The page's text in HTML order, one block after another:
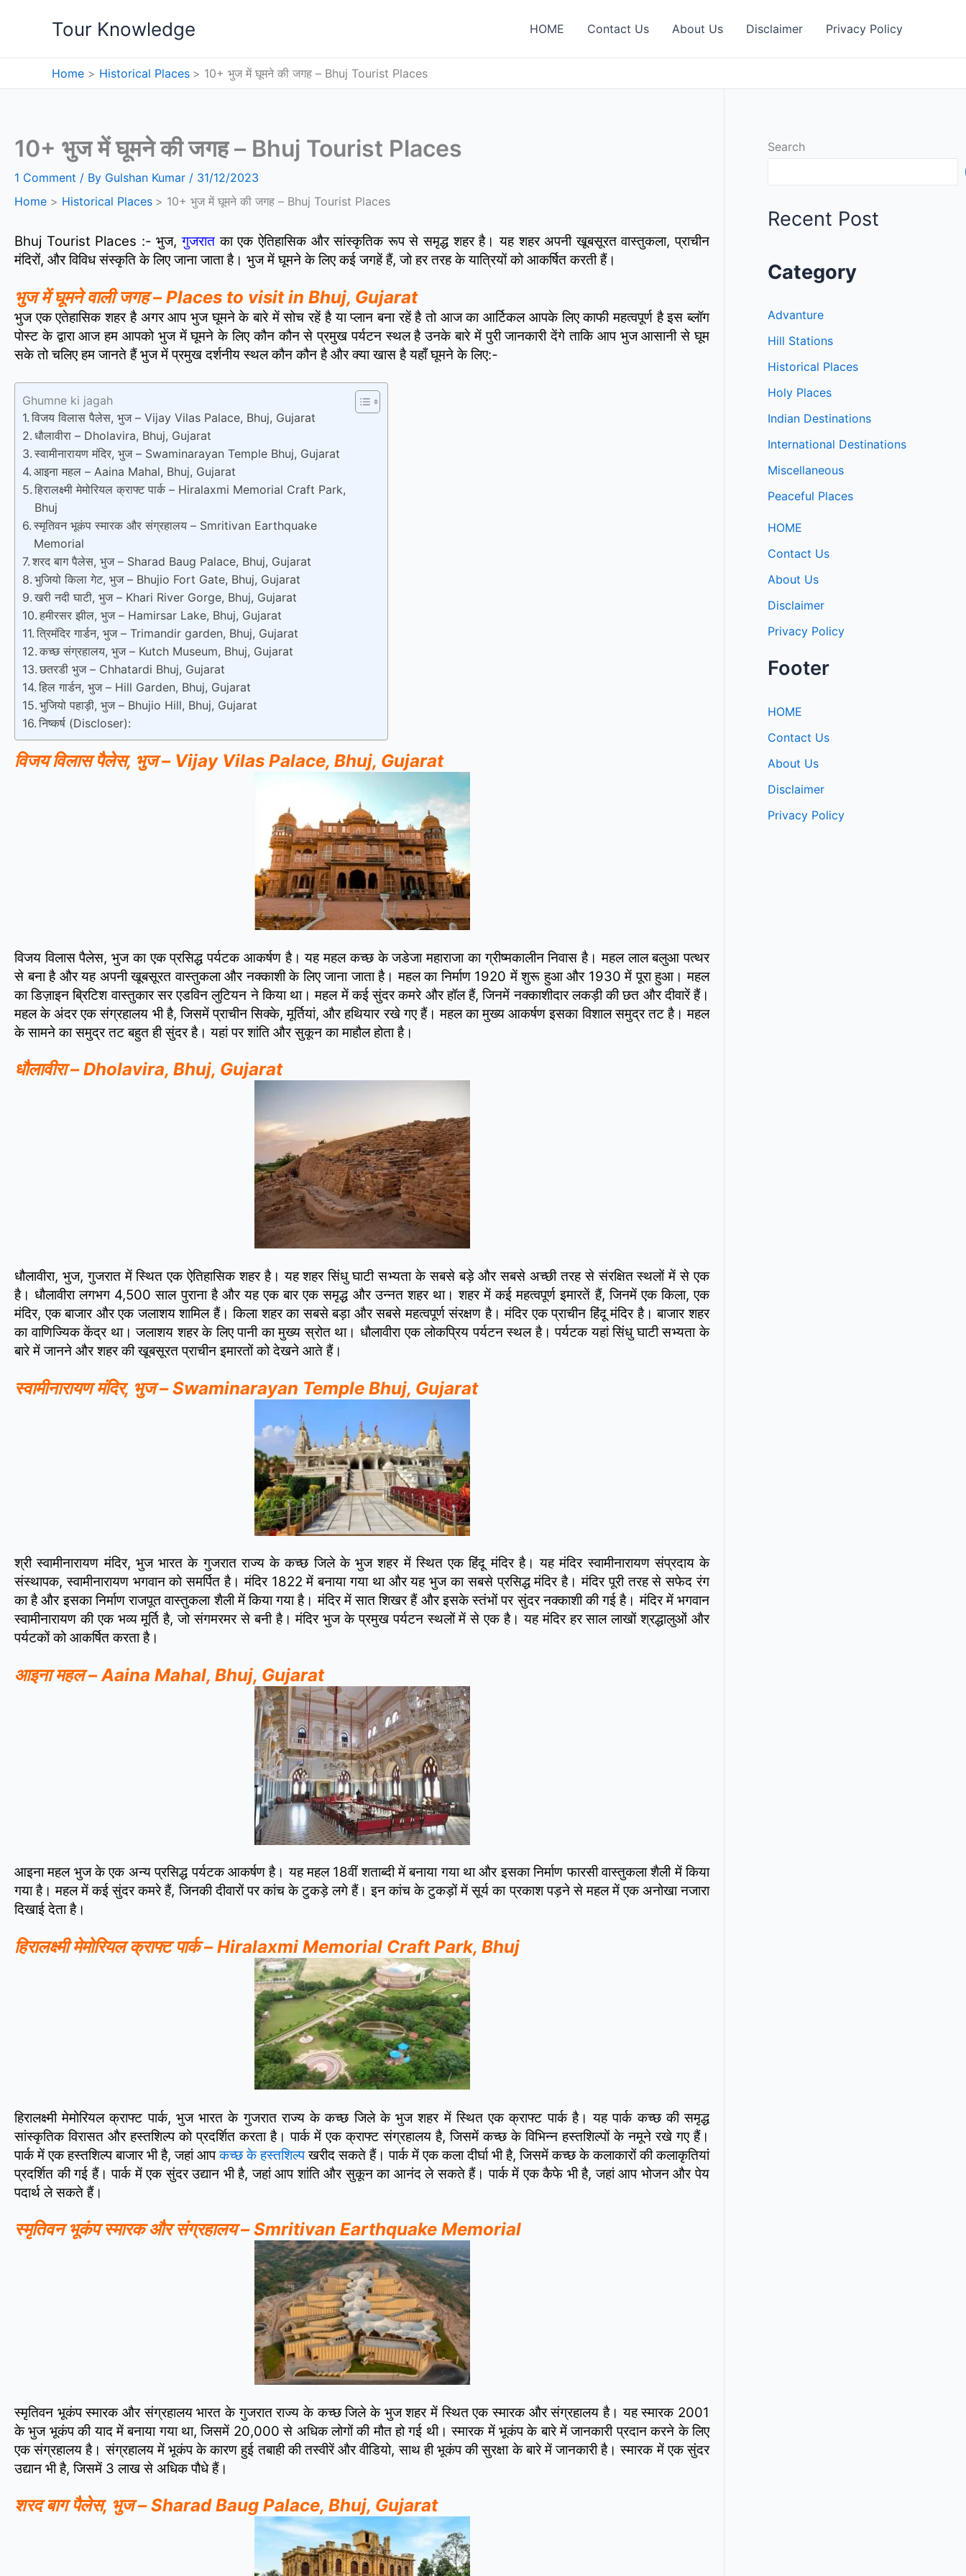
Tour Knowledge HOME Contact Us About Us Disclaimer Privacy Policy
Home Historical Places 10+ भुज में घूमने की जगह – Bhuj Tourist Places
10+ भुज में घूमने की जगह – Bhuj Tourist Places
1 Comment / By Gulshan Kumar / 31/12/2023
Home
Historical Places 10+ भुज में घूमने की जगह – Bhuj Tourist Places
Bhuj Tourist Places :- भुज,गुजरात का एक ऐतिहासिक और सांस्कृतिक रूप से समृद्ध शहर है। यह शहर अपनी खूबसूरत वास्तुकला, प्राचीन
मंदिरों, और विविध संस्कृति के लिए जाना जाता है। भुज में घूमने के लिए कई जगहें हैं, जो हर तरह के यात्रियों को आकर्षित करती हैं।
भुज में घूमने वाली जगह – Places to visit in Bhuj, Gujarat
भुज एक एतेहासिक शहर है अगर आप भुज घूमने के बारे में सोच रहें है या प्लान बना रहें है तो आज का आर्टिकल आपके लिए काफी महत्वपूर्ण है इस ब्लॉग
पोस्ट के द्वारा आज हम आपको भुज में घूमने के लिए कौन कौन से प्रमुख पर्यटन स्थल है उनके बारे में पुरी जानकारी देंगे ताकि आप भुज आसानी से घूम
सके तो चलिए हम जानते हैं भुज में प्रमुख दर्शनीय स्थल कौन कौन है और क्या खास है यहाँ घूमने के लिए:-
Ghumne ki jagah
विजय विलास पैलेस, भुज – Vijay Vilas Palace, Bhuj, Gujarat
धौलावीरा – Dholavira, Bhuj, Gujarat
स्वामीनारायण मंदिर, भुज – Swaminarayan Temple Bhuj, Gujarat
आइना महल – Aaina Mahal, Bhuj, Gujarat
हिरालक्ष्मी मेमोरियल क्राफ्ट पार्क – Hiralaxmi Memorial Craft Park,
Bhuj
स्मृतिवन भूकंप स्मारक और संग्रहालय – Smritivan Earthquake
Memorial
शरद बाग पैलेस, भुज – Sharad Baug Palace, Bhuj, Gujarat
भुजियो किला गेट, भुज – Bhujio Fort Gate, Bhuj, Gujarat
खरी नदी घाटी, भुज – Khari River Gorge, Bhuj, Gujarat
हमीरसर झील, भुज – Hamirsar Lake, Bhuj, Gujarat
त्रिमंदिर गार्डन, भुज – Trimandir garden, Bhuj, Gujarat
कच्छ संग्रहालय, भुज – Kutch Museum, Bhuj, Gujarat
छतरडी भुज – Chhatardi Bhuj, Gujarat
हिल गार्डन, भुज – Hill Garden, Bhuj, Gujarat
भुजियो पहाड़ी, भुज – Bhujio Hill, Bhuj, Gujarat
निष्कर्ष (Discloser):
विजय विलास पैलेस, भुज – Vijay Vilas Palace, Bhuj, Gujarat
विजय विलास पैलेस, भुज का एक प्रसिद्ध पर्यटक आकर्षण है। यह महल कच्छ के जडेजा महाराजा का ग्रीष्मकालीन निवास है। महल लाल बलुआ पत्थर
से बना है और यह अपनी खूबसूरत वास्तुकला और नक्काशी के लिए जाना जाता है। महल का निर्माण 1920 में शुरू हुआ और 1930 में पूरा हुआ। महल
का डिज़ाइन ब्रिटिश वास्तुकार सर एडविन लुटियन ने किया था। महल में कई सुंदर कमरे और हॉल हैं, जिनमें नक्काशीदार लकड़ी की छत और दीवारें हैं।
महल के अंदर एक संग्रहालय भी है, जिसमें प्राचीन सिक्के, मूर्तियां, और हथियार रखे गए हैं। महल का मुख्य आकर्षण इसका विशाल समुद्र तट है। महल
के सामने का समुद्र तट बहुत ही सुंदर है। यहां पर शांति और सुकून का माहौल होता है।
धौलावीरा – Dholavira, Bhuj, Gujarat
धौलावीरा, भुज, गुजरात में स्थित एक ऐतिहासिक शहर है। यह शहर सिंधु घाटी सभ्यता के सबसे बड़े और सबसे अच्छी तरह से संरक्षित स्थलों में से एक
है। धौलावीरा लगभग 4,500 साल पुराना है और यह एक बार एक समृद्ध और उन्नत शहर था। शहर में कई महत्वपूर्ण इमारतें हैं, जिनमें एक किला, एक
मंदिर, एक बाजार और एक जलाशय शामिल हैं। किला शहर का सबसे बड़ा और सबसे महत्वपूर्ण संरक्षण है। मंदिर एक प्राचीन हिंदू मंदिर है। बाजार शहर
का वाणिज्यिक केंद्र था। जलाशय शहर के लिए पानी का मुख्य स्रोत था। धौलावीरा एक लोकप्रिय पर्यटन स्थल है। पर्यटक यहां सिंधु घाटी सभ्यता के
बारे में जानने और शहर की खूबसूरत प्राचीन इमारतों को देखने आते हैं।
स्वामीनारायण मंदिर, भुज – Swaminarayan Temple Bhuj, Gujarat
श्री स्वामीनारायण मंदिर, भुज भारत के गुजरात राज्य के कच्छ जिले के भुज शहर में स्थित एक हिंदू मंदिर है। यह मंदिर स्वामीनारायण संप्रदाय के
संस्थापक, स्वामीनारायण भगवान को समर्पित है। मंदिर 1822 में बनाया गया था और यह भुज का सबसे प्रसिद्ध मंदिर है। मंदिर पूरी तरह से सफेद रंग
का है और इसका निर्माण राजपूत वास्तुकला शैली में किया गया है। मंदिर में सात शिखर हैं और इसके स्तंभों पर सुंदर नक्काशी की गई है। मंदिर में भगवान
स्वामीनारायण की एक भव्य मूर्ति है, जो संगमरमर से बनी है। मंदिर भुज के प्रमुख पर्यटन स्थलों में से एक है। यह मंदिर हर साल लाखों श्रद्धालुओं और
पर्यटकों को आकर्षित करता है।
आइना महल – Aaina Mahal, Bhuj, Gujarat
आइना महल भुज के एक अन्य प्रसिद्ध पर्यटक आकर्षण है। यह महल 18वीं शताब्दी में बनाया गया था और इसका निर्माण फारसी वास्तुकला शैली में किया
गया है। महल में कई सुंदर कमरे हैं, जिनकी दीवारों पर कांच के टुकड़े लगे हैं। इन कांच के टुकड़ों में सूर्य का प्रकाश पड़ने से महल में एक अनोखा नजारा
दिखाई देता है।
हिरालक्ष्मी मेमोरियल क्राफ्ट पार्क – Hiralaxmi Memorial Craft Park, Bhuj
हिरालक्ष्मी मेमोरियल क्राफ्ट पार्क, भुज भारत के गुजरात राज्य के कच्छ जिले के भुज शहर में स्थित एक क्राफ्ट पार्क है। यह पार्क कच्छ की समृद्ध
सांस्कृतिक विरासत और हस्तशिल्प को प्रदर्शित करता है। पार्क में एक क्राफ्ट संग्रहालय है, जिसमें कच्छ के विभिन्न हस्तशिल्पों के नमूने रखे गए हैं।
पार्क में एक हस्तशिल्प बाजार भी है, जहां आपकच्छ के हस्तशिल्पखरीद सकते हैं। पार्क में एक कला दीर्घा भी है, जिसमें कच्छ के कलाकारों की कलाकृतियां
प्रदर्शित की गई हैं। पार्क में एक सुंदर उद्यान भी है, जहां आप शांति और सुकून का आनंद ले सकते हैं। पार्क में एक कैफे भी है, जहां आप भोजन और पेय
पदार्थ ले सकते हैं।
स्मृतिवन भूकंप स्मारक और संग्रहालय – Smritivan Earthquake Memorial
स्मृतिवन भूकंप स्मारक और संग्रहालय भारत के गुजरात राज्य के कच्छ जिले के भुज शहर में स्थित एक स्मारक और संग्रहालय है। यह स्मारक 2001
के भुज भूकंप की याद में बनाया गया था, जिसमें 20,000 से अधिक लोगों की मौत हो गई थी। स्मारक में भूकंप के बारे में जानकारी प्रदान करने के लिए
एक संग्रहालय है। संग्रहालय में भूकंप के कारण हुई तबाही की तस्वीरें और वीडियो, साथ ही भूकंप की सुरक्षा के बारे में जानकारी है। स्मारक में एक सुंदर
उद्यान भी है, जिसमें 3 लाख से अधिक पौधे हैं।
शरद बाग पैलेस, भुज – Sharad Baug Palace, Bhuj, Gujarat
Search
Recent Post
Category
Advanture
Hill Stations
Historical Places
Holy Places
Indian Destinations
International Destinations
Miscellaneous
Peaceful Places
HOME
Contact Us
About Us
Disclaimer
Privacy Policy
Footer
HOME
Contact Us
About Us
Disclaimer
Privacy Policy